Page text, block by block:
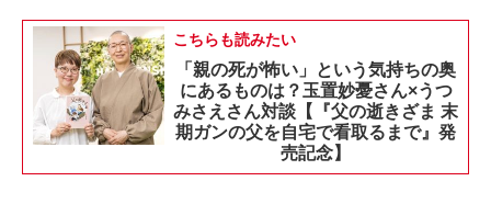
こちらも読みたい
「親の死が怖い」という気持ちの奥
にあるものは？玉置妙憂さん×うつ
みさえさん対談【『父の逝きざま 末
期ガンの父を自宅で看取るまで』発
売記念】